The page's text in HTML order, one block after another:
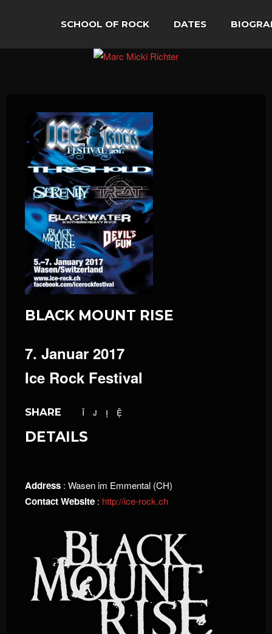
SCHOOL OF ROCK DATES
BLACK MOUNT RISE
7. Januar 2017
Ice Rock Festival
SHARE
DETAILS
Address : Wasen im Emmental (CH)
Contact Website : http://ice-rock.ch